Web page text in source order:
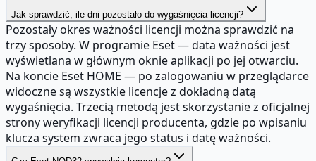
Jak sprawdzić, ile dni pozostało do wygaśnięcia licencji?
Pozostały okres ważności licencji można sprawdzić na
trzy sposoby. W programie Eset — data ważności jest
wyświetlana w głównym oknie aplikacji po jej otwarciu.
Na koncie Eset HOME — po zalogowaniu w przeglądarce
widoczne są wszystkie licencje z dokładną datą
wygaśnięcia. Trzecią metodą jest skorzystanie z oficjalnej
strony weryfikacji licencji producenta, gdzie po wpisaniu
klucza system zwraca jego status i datę ważności.